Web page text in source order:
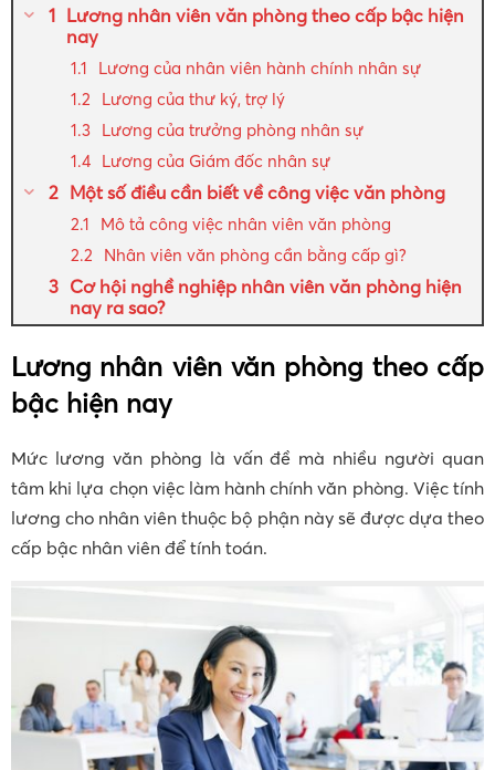
Lương nhân viên văn phòng theo cấp bậc hiện
nay
Lương của nhân viên hành chính nhân sự
Lương của thư ký, trợ lý
Lương của trưởng phòng nhân sự
Lương của Giám đốc nhân sự
Một số điều cần biết về công việc văn phòng
Mô tả công việc nhân viên văn phòng
Nhân viên văn phòng cần bằng cấp gì?
Cơ hội nghề nghiệp nhân viên văn phòng hiện
nay ra sao?
Lương nhân viên văn phòng theo cấp
bậc hiện nay
Mức lương văn phòng là vấn đề mà nhiều người quan
tâm khi lựa chọn việc làm hành chính văn phòng. Việc tính
lương cho nhân viên thuộc bộ phận này sẽ được dựa theo
cấp bậc nhân viên để tính toán.